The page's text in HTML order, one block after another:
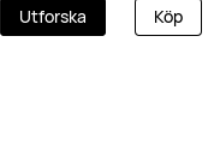
Utforska Köp